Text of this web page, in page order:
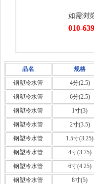
品名 规格
钢塑冷水管
4分(2.5)
钢塑冷水管
6分(2.5)
钢塑冷水管
1寸(3)
钢塑冷水管
2寸(3.5)
钢塑冷水管
1.5寸(3.25)
钢塑冷水管
4寸(3.75)
钢塑冷水管
6寸(4.25)
钢塑冷水管
8寸(5)